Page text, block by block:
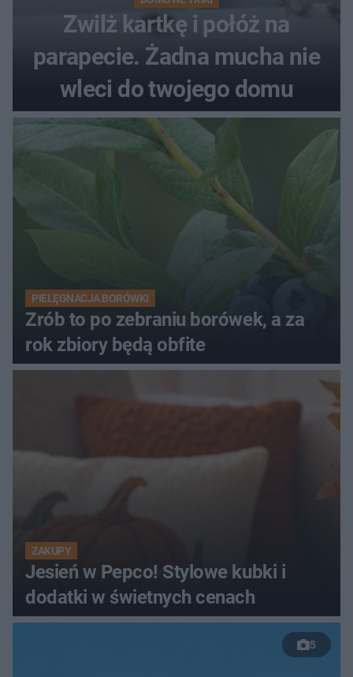
Zwilż kartkę i połóż na
parapecie. Żadna mucha nie
wleci do twojego domu
PIELĘGNACJA BORÓWKI
Zrób to po zebraniu borówek, a za
rok zbiory będą obfite
ZAKUPY
Jesień w Pepco! Stylowe kubki i
dodatki w świetnych cenach
5